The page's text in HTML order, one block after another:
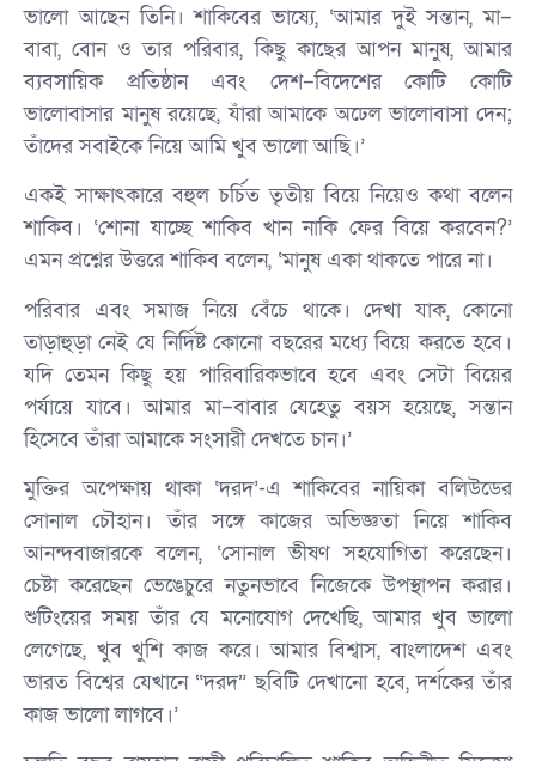
ভালো আছেন তিনি। শাকিবের ভাষ্যে, ‘আমার দুই সন্তান, মা–
বাবা, বোন ও তার পরিবার, কিছু কাছের আপন মানুষ, আমার
ব্যবসায়িক প্রতিষ্ঠান এবং দেশ–বিদেশের কোটি কোটি
ভালোবাসার মানুষ রয়েছে, যাঁরা আমাকে অঢেল ভালোবাসা দেন;
তাঁদের সবাইকে নিয়ে আমি খুব ভালো আছি।’
একই সাক্ষাৎকারে বহুল চর্চিত তৃতীয় বিয়ে নিয়েও কথা বলেন
শাকিব। ‘শোনা যাচ্ছে শাকিব খান নাকি ফের বিয়ে করবেন?’
এমন প্রশ্নের উত্তরে শাকিব বলেন, ‘মানুষ একা থাকতে পারে না।
পরিবার এবং সমাজ নিয়ে বেঁচে থাকে। দেখা যাক, কোনো
তাড়াহুড়া নেই যে নির্দিষ্ট কোনো বছরের মধ্যে বিয়ে করতে হবে।
যদি তেমন কিছু হয় পারিবারিকভাবে হবে এবং সেটা বিয়ের
পর্যায়ে যাবে। আমার মা–বাবার যেহেতু বয়স হয়েছে, সন্তান
হিসেবে তাঁরা আমাকে সংসারী দেখতে চান।’
মুক্তির অপেক্ষায় থাকা ‘দরদ’-এ শাকিবের নায়িকা বলিউডের
সোনাল চৌহান। তাঁর সঙ্গে কাজের অভিজ্ঞতা নিয়ে শাকিব
আনন্দবাজারকে বলেন, ‘সোনাল ভীষণ সহযোগিতা করেছেন।
চেষ্টা করেছেন ভেঙেচুরে নতুনভাবে নিজেকে উপস্থাপন করার।
শুটিংয়ের সময় তাঁর যে মনোযোগ দেখেছি, আমার খুব ভালো
লেগেছে, খুব খুশি কাজ করে। আমার বিশ্বাস, বাংলাদেশ এবং
ভারত বিশ্বের যেখানে “দরদ” ছবিটি দেখানো হবে, দর্শকের তাঁর
কাজ ভালো লাগবে।’